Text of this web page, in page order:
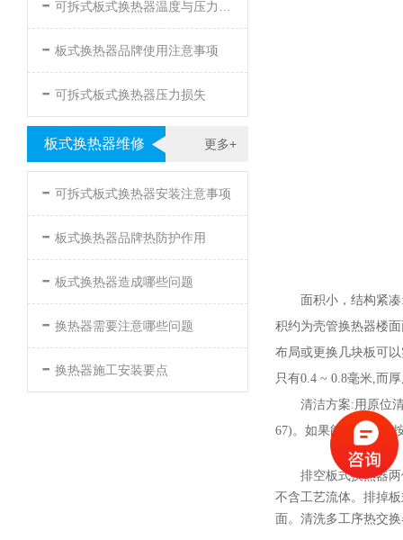
可拆式板式换热器温度与压力的要求
- 板式换热器品牌使用注意事项
- 可拆式板式换热器压力损失
更多+
板式换热器维修
- 可拆式板式换热器安装注意事项
- 板式换热器品牌热防护作用
- 板式换热器造成哪些问题
- 换热器需要注意哪些问题
- 换热器施工安装要点
面积小，结构紧
积约为壳管换热器楼
布局或更换几块板可
只有0.4 ~ 0.8毫米,而
清洁方案:用原位
67)。如果能在污染前
排空板式换热器
不含工艺流体。排掉
面。清洗多工序热交